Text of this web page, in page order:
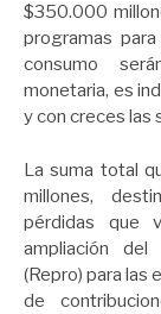
$350.000
programas
consumo
monetaria, es
y con creces las
La suma total
millones,
pérdidas que
ampliación del
(Repro) para las
de